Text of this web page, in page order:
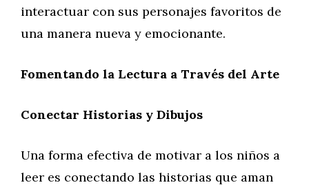
interactuar con sus personajes favoritos de
una manera nueva y emocionante.
Fomentando la Lectura a Través del Arte
Conectar Historias y Dibujos
Una forma efectiva de motivar a los niños a
leer es conectando las historias que aman